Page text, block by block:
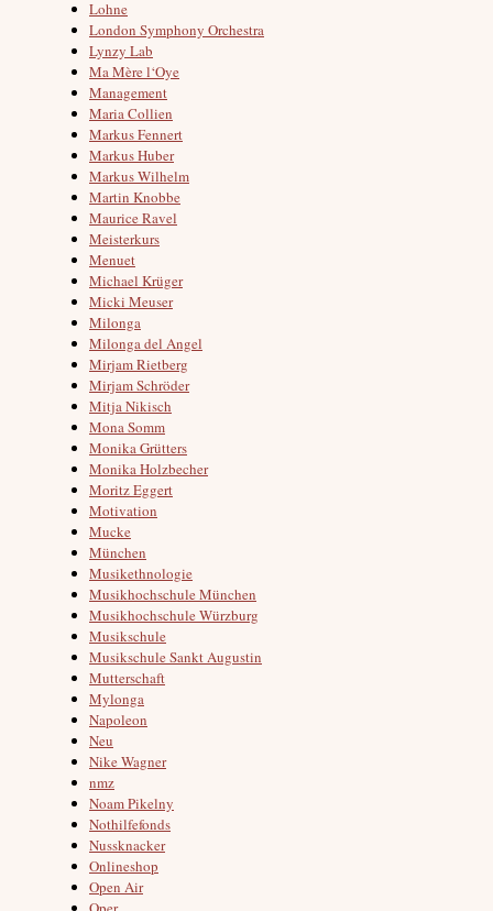
Lohne
London Symphony Orchestra
Lynzy Lab
Ma Mère l‘Oye
Management
Maria Collien
Markus Fennert
Markus Huber
Markus Wilhelm
Martin Knobbe
Maurice Ravel
Meisterkurs
Menuet
Michael Krüger
Micki Meuser
Milonga
Milonga del Angel
Mirjam Rietberg
Mirjam Schröder
Mitja Nikisch
Mona Somm
Monika Grütters
Monika Holzbecher
Moritz Eggert
Motivation
Mucke
München
Musikethnologie
Musikhochschule München
Musikhochschule Würzburg
Musikschule
Musikschule Sankt Augustin
Mutterschaft
Mylonga
Napoleon
Neu
Nike Wagner
nmz
Noam Pikelny
Nothilfefonds
Nussknacker
Onlineshop
Open Air